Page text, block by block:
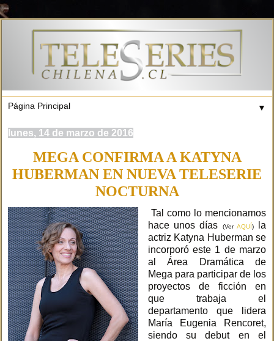
▼
lunes, 14 de marzo de 2016
MEGA CONFIRMA A KATYNA
HUBERMAN EN NUEVA TELESERIE
NOCTURNA
Tal como lo mencionamos
hace unos días
(Ver AQUÍ)la
actriz Katyna Huberman se
incorporó este 1 de marzo
al Área Dramática de
Mega para participar de los
proyectos de ficción en
que trabaja el
departamento que lidera
María Eugenia Rencoret,
siendo su debut en el